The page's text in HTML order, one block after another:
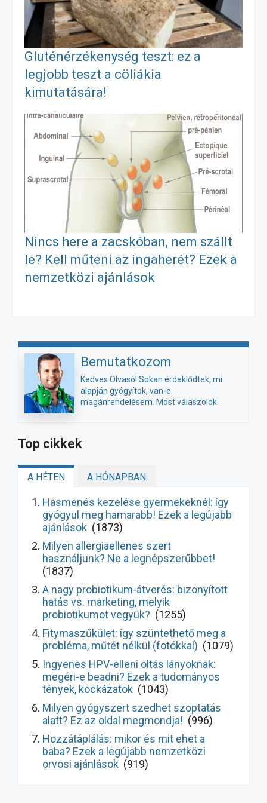
o
k
g
e
r
e
g
Gluténérzékenység teszt: ez a
legjobb teszt a cöliákia
kimutatására!
Nincs here a zacskóban, nem szállt
le? Kell műteni az ingaherét? Ezek a
nemzetközi ajánlások
Bemutatkozom
Kedves Olvasó! Sokan érdeklődtek, mi
alapján gyógyítok, van-e
magánrendelésem. Most válaszolok.
Top cikkek
A HÉTEN A HÓNAPBAN
Hasmenés kezelése gyermekeknél: így
gyógyul meg hamarabb! Ezek a legújabb
ajánlások (1873)
Milyen allergiaellenes szert
használjunk? Ne a legnépszerűbbet!
(1837)
A nagy probiotikum-átverés: bizonyított
hatás vs. marketing, melyik
probiotikumot vegyük? (1255)
Fitymaszűkület: így szüntethető meg a
probléma, műtét nélkül (fotókkal) (1079)
Ingyenes HPV-elleni oltás lányoknak:
megéri-e beadni? Ezek a tudományos
tények, kockázatok (1043)
Milyen gyógyszert szedhet szoptatás
alatt? Ez az oldal megmondja! (996)
Hozzátáplálás: mikor és mit ehet a
baba? Ezek a legújabb nemzetközi
orvosi ajánlások (919)